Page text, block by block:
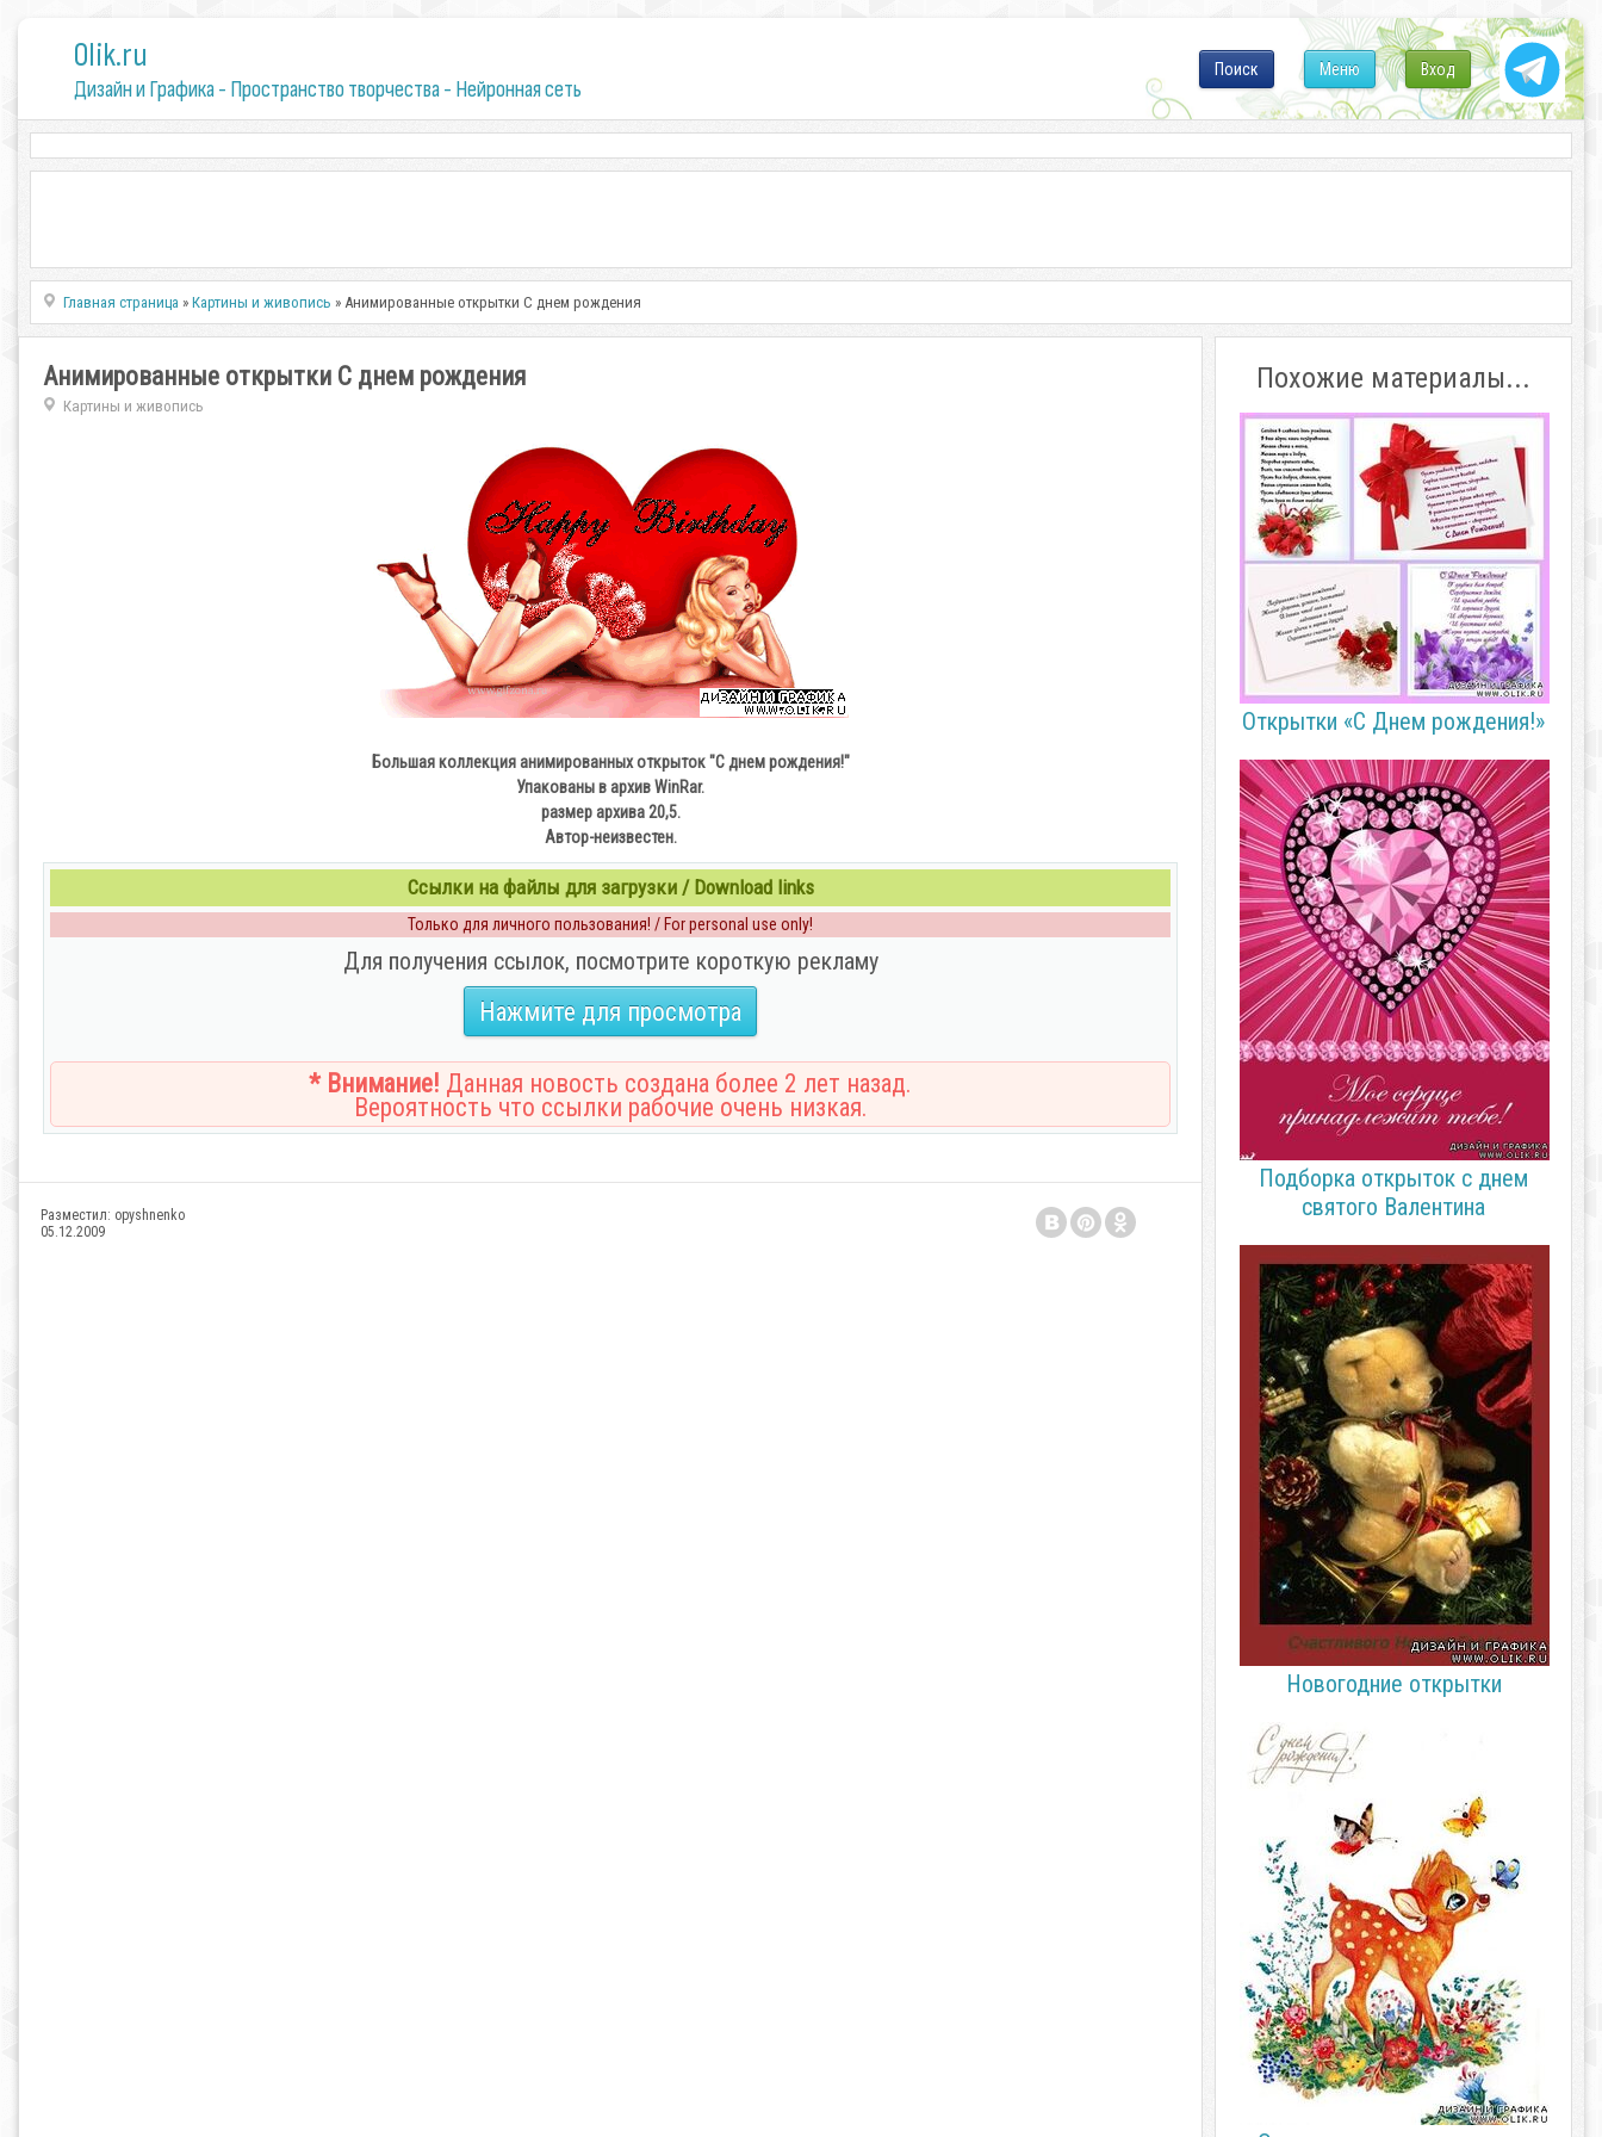
0lik.ru
Дизайн и Графика - Пространство творчества - Нейронная сеть
Вход
Меню
Поиск
Главная страница »Картины и живопись » Анимированные открытки С днем рождения
Анимированные открытки С днем рождения
Картины и живопись
Большая коллекция анимированных открыток "С днем рождения!"
Упакованы в архив WinRar.
размер архива 20,5.
Автор-неизвестен.
Ссылки на файлы для загрузки / Download links
Только для личного пользования! / For personal use only!
Для получения ссылок, посмотрите короткую рекламу
Нажмите для просмотра
* Внимание! Данная новость создана более 2 лет назад.
Вероятность что ссылки рабочие очень низкая.
Разместил: opyshnenko
05.12.2009
Похожие материалы...
Открытки «С Днем рождения!»
Подборка открыток с днем
святого Валентина
Новогодние открытки